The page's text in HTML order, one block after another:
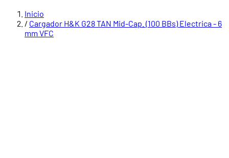
Inicio
/ Cargador H&K G28 TAN Mid-Cap. (100 BBs) Electrica - 6
mm VFC